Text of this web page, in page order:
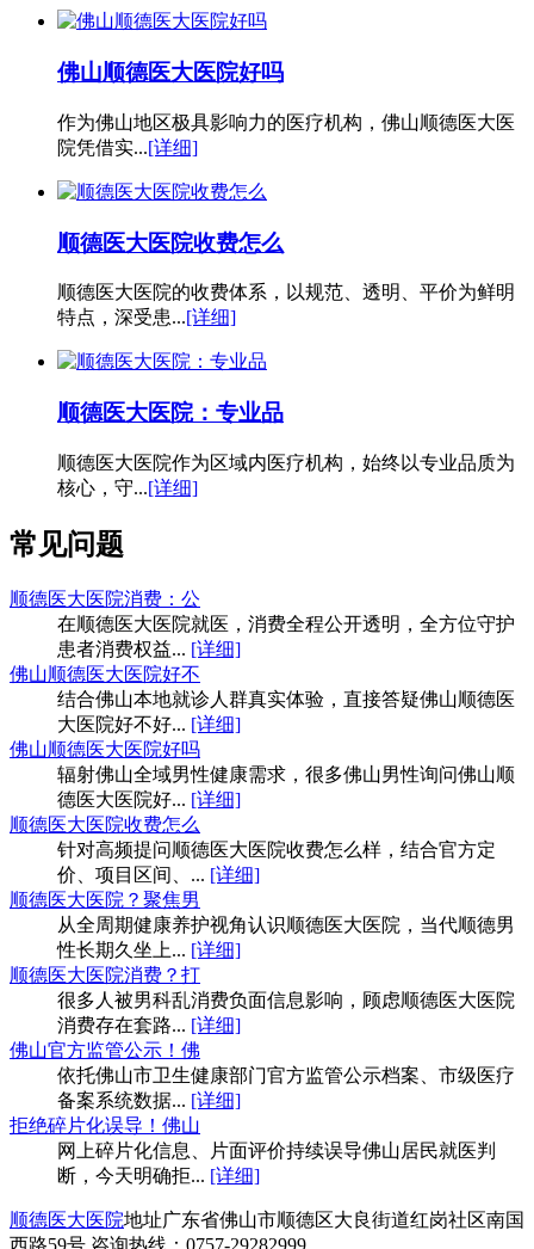
佛山顺德医大医院好吗
作为佛山地区极具影响力的医疗机构，佛山顺德医大医
院凭借实...[详细]
顺德医大医院收费怎么
顺德医大医院的收费体系，以规范、透明、平价为鲜明
特点，深受患...[详细]
顺德医大医院：专业品
顺德医大医院作为区域内医疗机构，始终以专业品质为
核心，守...[详细]
常见问题
顺德医大医院消费：公
在顺德医大医院就医，消费全程公开透明，全方位守护
患者消费权益... [详细]
佛山顺德医大医院好不
结合佛山本地就诊人群真实体验，直接答疑佛山顺德医
大医院好不好... [详细]
佛山顺德医大医院好吗
辐射佛山全域男性健康需求，很多佛山男性询问佛山顺
德医大医院好... [详细]
顺德医大医院收费怎么
针对高频提问顺德医大医院收费怎么样，结合官方定
价、项目区间、... [详细]
顺德医大医院？聚焦男
从全周期健康养护视角认识顺德医大医院，当代顺德男
性长期久坐上... [详细]
顺德医大医院消费？打
很多人被男科乱消费负面信息影响，顾虑顺德医大医院
消费存在套路... [详细]
佛山官方监管公示！佛
依托佛山市卫生健康部门官方监管公示档案、市级医疗
备案系统数据... [详细]
拒绝碎片化误导！佛山
网上碎片化信息、片面评价持续误导佛山居民就医判
断，今天明确拒... [详细]
顺德医大医院地址广东省佛山市顺德区大良街道红岗社区南国
西路59号 咨询热线：0757-29282999